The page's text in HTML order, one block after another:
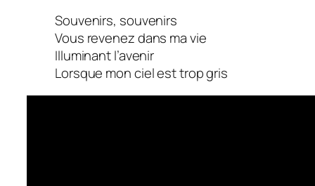
Souvenirs, souvenirs
Vous revenez dans ma vie
Illuminant l’avenir
Lorsque mon ciel est trop gris